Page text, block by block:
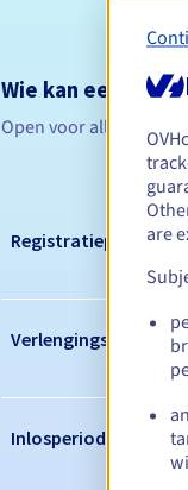
Wie kan een
Open voor alle
Registratieperiode
Verlengingsperiode
Inlosperiode
are